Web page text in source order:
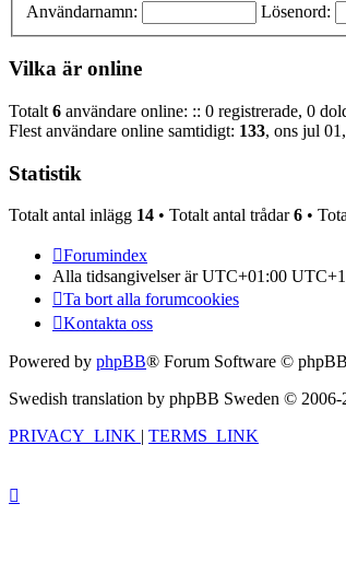
Användarnamn: Lösenord:
Vilka är online
Totalt 6 användare online: :: 0 registrerade, 0
Flest användare online samtidigt: 133, ons jul
Statistik
Totalt antal inlägg 14 • Totalt antal trådar6 •
Forumindex
Alla tidsangivelser är UTC+01:00 UTC+1
Ta bort alla forumcookies
Kontakta oss
Powered by phpBB® Forum Software ©
Swedish translation by phpBB Sweden © 2006-
PRIVACY_LINK | TERMS_LINK